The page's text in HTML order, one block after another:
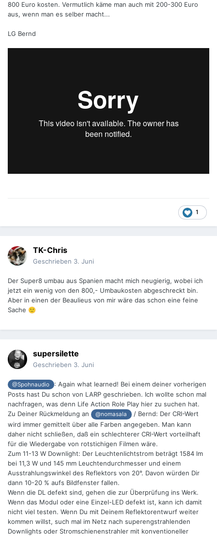
800 Euro kosten. Vermutlich käme man auch mit 200-300 Euro
aus, wenn man es selber macht...
LG Bernd
1
TK-Chris
Geschrieben 3. Juni
Der Super8 umbau aus Spanien macht mich neugierig, wobei ich
jetzt ein wenig von den 800,- Umbaukosten abgeschreckt bin.
Aber in einen der Beaulieus von mir wäre das schon eine feine
Sache 🙂
supersilette
Geschrieben 3. Juni
@Spohnaudio : Again what learned! Bei einem deiner vorherigen
Posts hast Du schon von LARP geschrieben. Ich wollte schon mal
nachfragen, was denn Life Action Role Play hier zu suchen hat.
Zu Deiner Rückmeldung an
@nomasala
/ Bernd: Der CRI-Wert
wird immer gemittelt über alle Farben angegeben. Man kann
daher nicht schließen, daß ein schlechterer CRI-Wert vorteilhaft
für die Wiedergabe von rotstichigen Filmen wäre.
Zum 11-13 W Downlight: Der Leuchtenlichtstrom beträgt 1584 lm
bei 11,3 W und 145 mm Leuchtendurchmesser und einem
Ausstrahlungswinkel des Reflektors von 20°. Davon würden Dir
dann 10-20 % aufs Bildfenster fallen.
Wenn die DL defekt sind, gehen die zur Überprüfung ins Werk.
Wenn das Modul oder eine Einzel-LED defekt ist, kann ich damit
nicht viel testen. Wenn Du mit Deinem Reflektorentwurf weiter
kommen willst, such mal im Netz nach superengstrahlenden
Downlights oder Stromschienenstrahler mit konventioneller